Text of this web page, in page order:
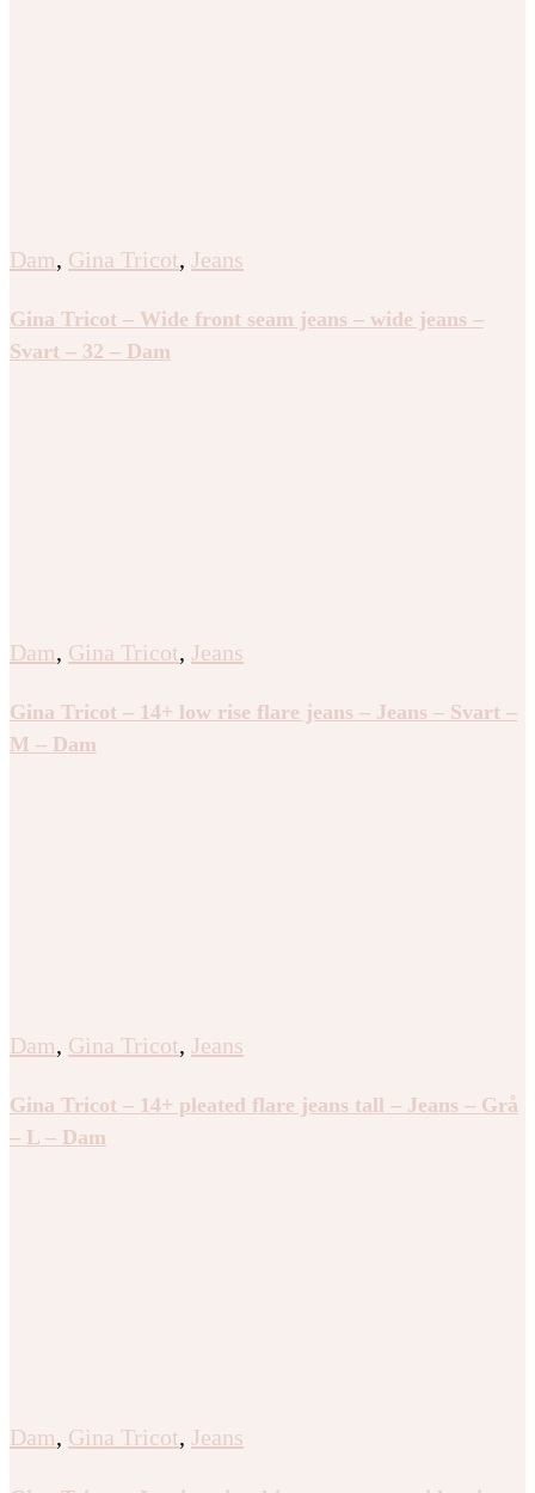
Dam, Gina Tricot, Jeans
Gina Tricot – Wide front seam jeans – wide jeans –
Svart – 32 – Dam
Dam, Gina Tricot, Jeans
Gina Tricot – 14+ low rise flare jeans – Jeans – Svart –
M – Dam
Dam, Gina Tricot, Jeans
Gina Tricot – 14+ pleated flare jeans tall – Jeans – Grå
– L – Dam
Dam, Gina Tricot, Jeans